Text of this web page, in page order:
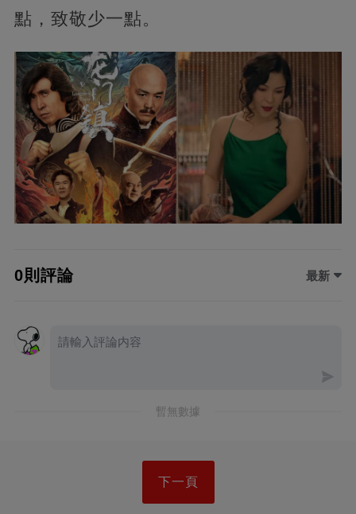
點，致敬少一點。
0則評論 最新
暫無數據
下一頁